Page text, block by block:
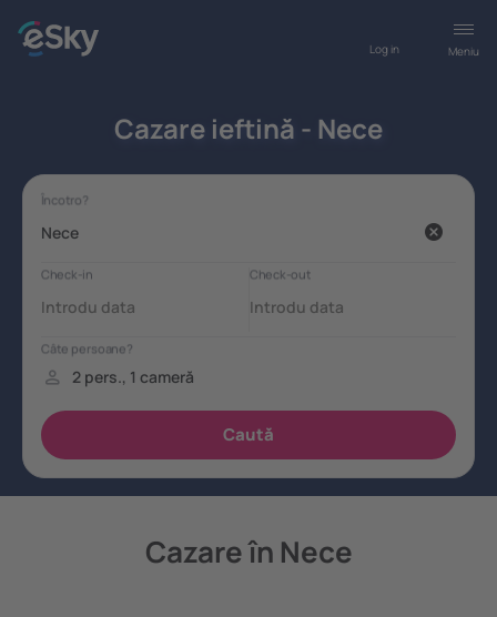
Meniu
Log in
Cazare ieftină - Nece
Cazare în Nece